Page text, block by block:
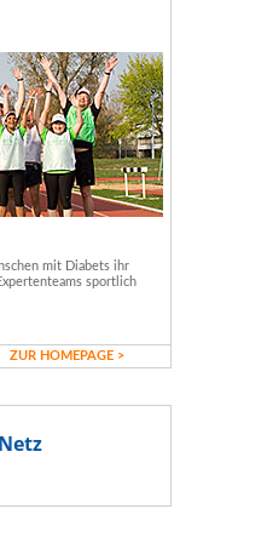
mit Diabets ihr
sportlich
ZUR HOMEPAGE >